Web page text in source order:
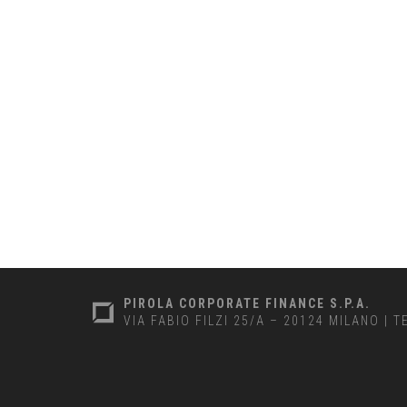
PIROLA CORPORATE FINANCE S.P.A.
VIA FABIO FILZI 25/A – 20124 MILANO